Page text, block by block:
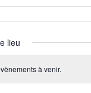
lieu
à venir.